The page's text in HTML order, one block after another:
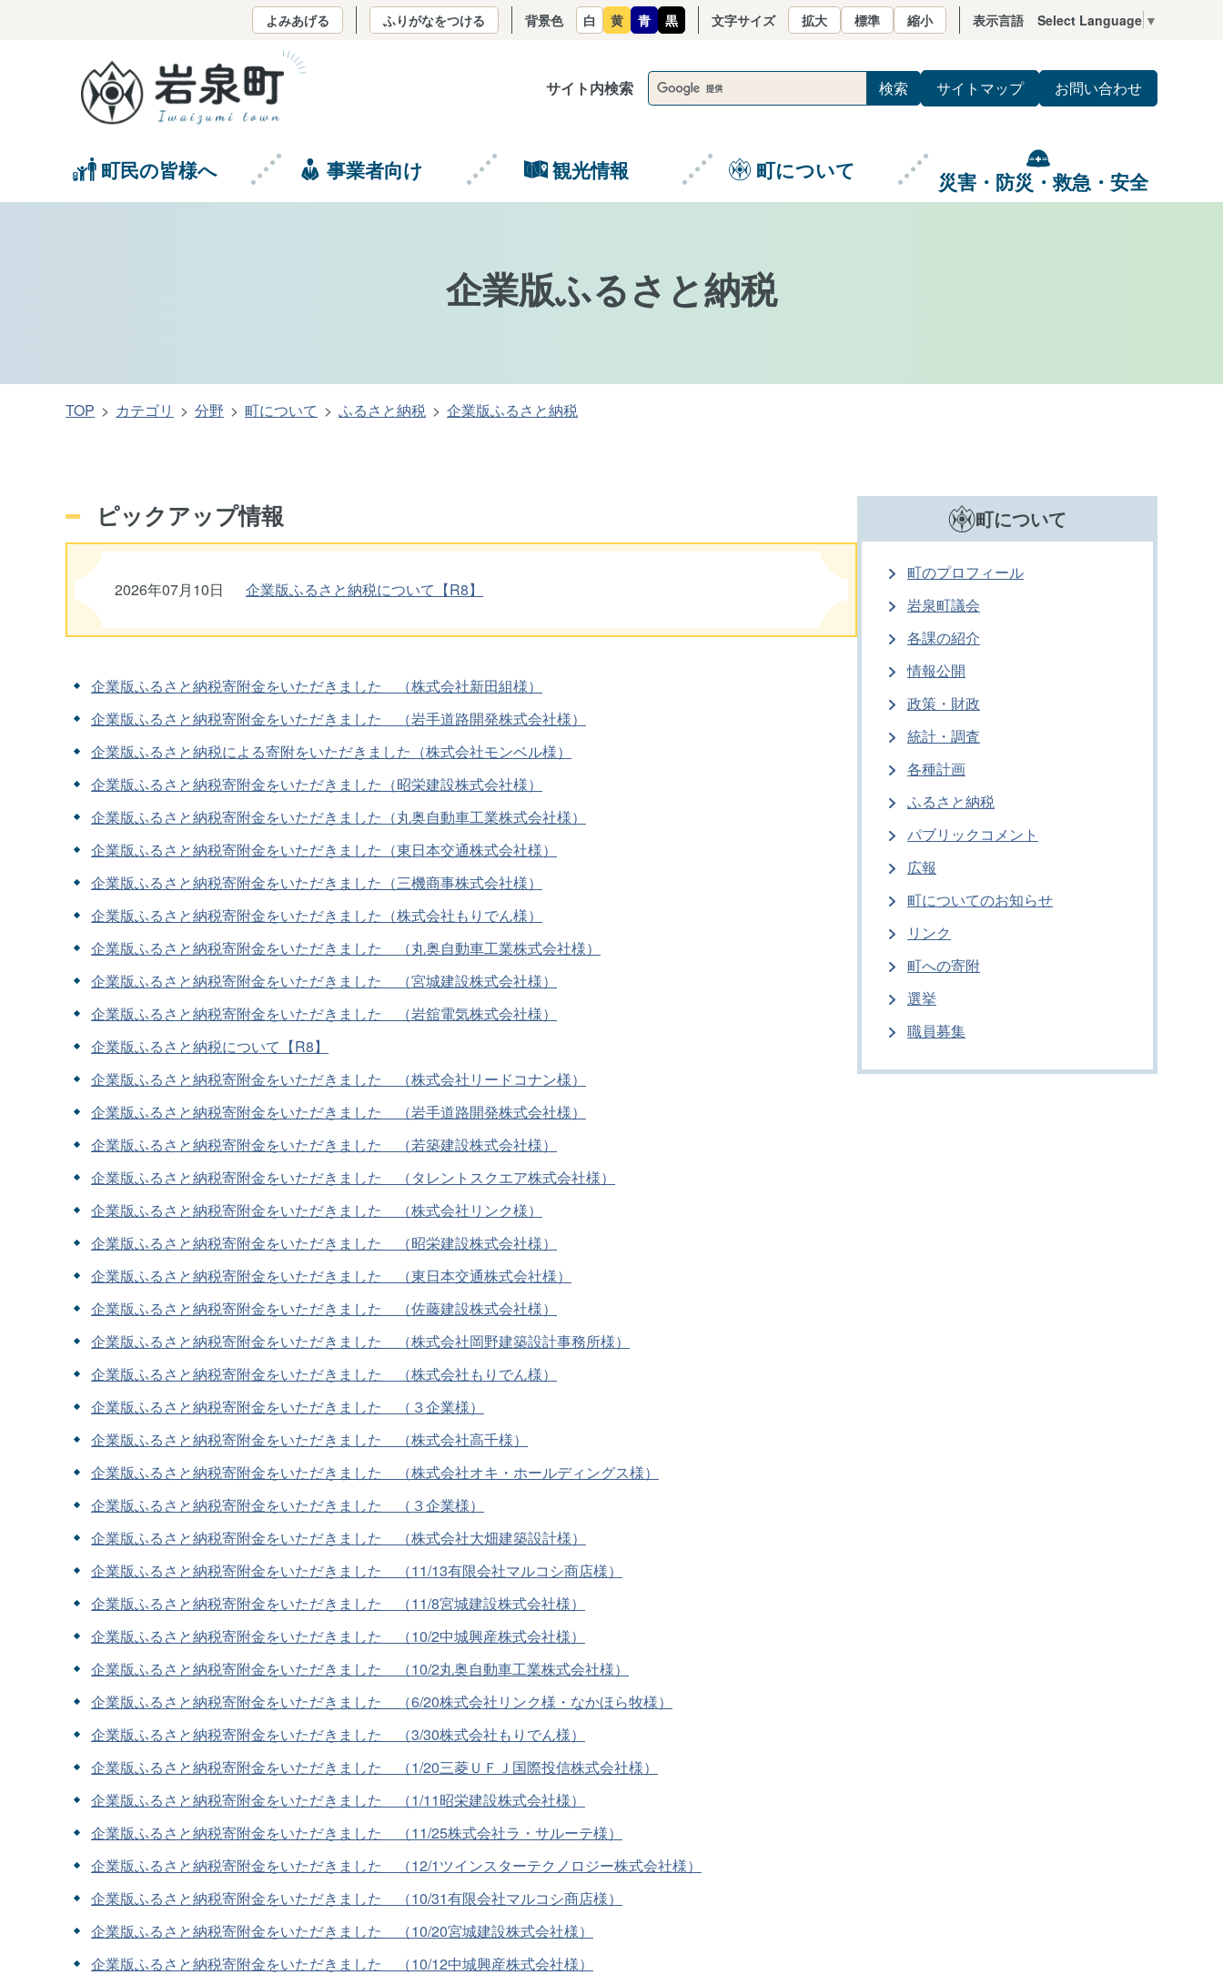
サイト内検索 サイトマップ お問い合わせ
町民の皆様へ 事業者向け 観光情報 町について 災害・防災・救急・安全
よみあげる ふりがなをつける 背景色 白 黄 青 黒 文字サイズ 拡大 標準 縮小 表示言語 Select Language ▼
企業版ふるさと納税
TOP カテゴリ 分野 町について ふるさと納税 企業版ふるさと納税
ピックアップ情報
2026年07月10日 企業版ふるさと納税について【R8】
企業版ふるさと納税寄附金をいただきました （株式会社新田組様）
企業版ふるさと納税寄附金をいただきました （岩手道路開発株式会社様）
企業版ふるさと納税による寄附をいただきました（株式会社モンベル様）
企業版ふるさと納税寄附金をいただきました（昭栄建設株式会社様）
企業版ふるさと納税寄附金をいただきました（丸奥自動車工業株式会社様）
企業版ふるさと納税寄附金をいただきました（東日本交通株式会社様）
企業版ふるさと納税寄附金をいただきました（三機商事株式会社様）
企業版ふるさと納税寄附金をいただきました（株式会社もりでん様）
企業版ふるさと納税寄附金をいただきました （丸奥自動車工業株式会社様）
企業版ふるさと納税寄附金をいただきました （宮城建設株式会社様）
企業版ふるさと納税寄附金をいただきました （岩舘電気株式会社様）
企業版ふるさと納税について【R8】
企業版ふるさと納税寄附金をいただきました （株式会社リードコナン様）
企業版ふるさと納税寄附金をいただきました （岩手道路開発株式会社様）
企業版ふるさと納税寄附金をいただきました （若築建設株式会社様）
企業版ふるさと納税寄附金をいただきました （タレントスクエア株式会社様）
企業版ふるさと納税寄附金をいただきました （株式会社リンク様）
企業版ふるさと納税寄附金をいただきました （昭栄建設株式会社様）
企業版ふるさと納税寄附金をいただきました （東日本交通株式会社様）
企業版ふるさと納税寄附金をいただきました （佐藤建設株式会社様）
企業版ふるさと納税寄附金をいただきました （株式会社岡野建築設計事務所様）
企業版ふるさと納税寄附金をいただきました （株式会社もりでん様）
企業版ふるさと納税寄附金をいただきました （３企業様）
企業版ふるさと納税寄附金をいただきました （株式会社高千様）
企業版ふるさと納税寄附金をいただきました （株式会社オキ・ホールディングス様）
企業版ふるさと納税寄附金をいただきました （３企業様）
企業版ふるさと納税寄附金をいただきました （株式会社大畑建築設計様）
企業版ふるさと納税寄附金をいただきました （11/13有限会社マルコシ商店様）
企業版ふるさと納税寄附金をいただきました （11/8宮城建設株式会社様）
企業版ふるさと納税寄附金をいただきました （10/2中城興産株式会社様）
企業版ふるさと納税寄附金をいただきました （10/2丸奥自動車工業株式会社様）
企業版ふるさと納税寄附金をいただきました （6/20株式会社リンク様・なかほら牧様）
企業版ふるさと納税寄附金をいただきました （3/30株式会社もりでん様）
企業版ふるさと納税寄附金をいただきました （1/20三菱ＵＦＪ国際投信株式会社様）
企業版ふるさと納税寄附金をいただきました （1/11昭栄建設株式会社様）
企業版ふるさと納税寄附金をいただきました （11/25株式会社ラ・サルーテ様）
企業版ふるさと納税寄附金をいただきました （12/1ツインスターテクノロジー株式会社様）
企業版ふるさと納税寄附金をいただきました （10/31有限会社マルコシ商店様）
企業版ふるさと納税寄附金をいただきました （10/20宮城建設株式会社様）
企業版ふるさと納税寄附金をいただきました （10/12中城興産株式会社様）
町について
町のプロフィール
岩泉町議会
各課の紹介
情報公開
政策・財政
統計・調査
各種計画
ふるさと納税
パブリックコメント
広報
町についてのお知らせ
リンク
町への寄附
選挙
職員募集